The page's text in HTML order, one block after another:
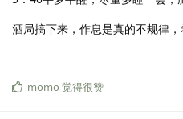
酒局搞下来，作息是真的不规律
momo 觉得很赞